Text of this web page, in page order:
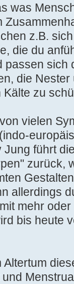
was
z.B.
die du
passen sich
die
Kälte zu
vielen
führt
zurück,
allerdings
mehr
bis heute